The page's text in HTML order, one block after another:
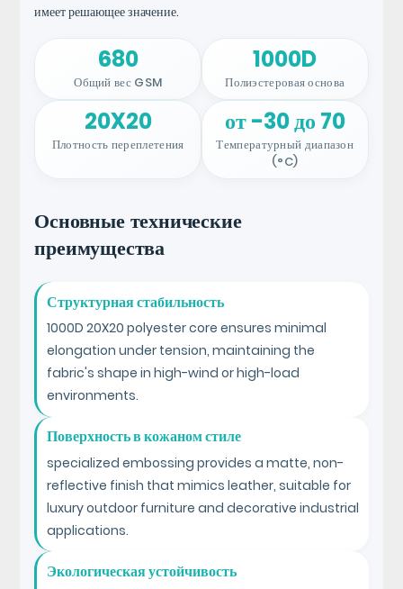
имеет решающее значение.
680
Общий вес GSM
1000D
Полиэстеровая основа
20X20
Плотность переплетения
от -30 до 70
Температурный диапазон
(°C)
Основные технические
преимущества
Структурная стабильность
1000D 20X20 polyester core ensures minimal
elongation under tension, maintaining the
fabric's shape in high-wind or high-load
environments.
Поверхность в кожаном стиле
specialized embossing provides a matte, non-
reflective finish that mimics leather, suitable for
luxury outdoor furniture and decorative industrial
applications.
Экологическая устойчивость